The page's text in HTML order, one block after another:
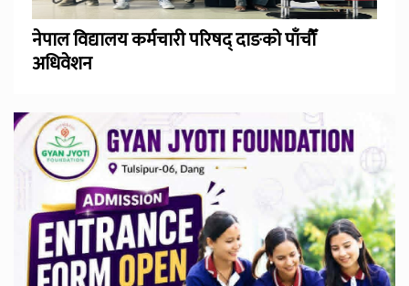
नेपाल विद्यालय कर्मचारी परिषद् दाङको पाँचौँ
अधिवेशन